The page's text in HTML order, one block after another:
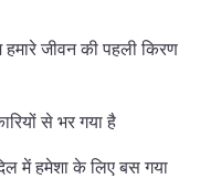
जीवन की पहली किरण
से भर गया है
में हमेशा के लिए बस गया